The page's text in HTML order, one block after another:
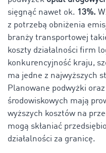
sięgnąć nawet ok. 13%.
z potrzebą obniżenia
branży transportowej
koszty działalności firm
konkurencyjność kraju,
ma jedne z najwyższych
Planowane podwyżki
środowiskowych mają
wyższych kosztów na
mogą skłaniać
działalności za granicę.